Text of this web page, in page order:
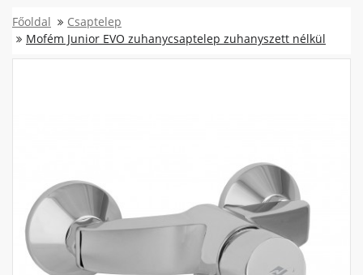
Főoldal
Csaptelep
Mofém Junior EVO zuhanycsaptelep zuhanyszett nélkül